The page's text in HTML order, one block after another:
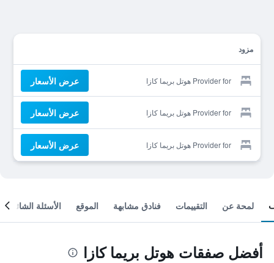
مزود
Provider for هوتل بريما كازا عرض الأسعار
Provider for هوتل بريما كازا عرض الأسعار
Provider for هوتل بريما كازا عرض الأسعار
لمحة عن التقييمات فنادق مشابهة الموقع الأسئلة الشائعة
أفضل صفقات هوتل بريما كازا